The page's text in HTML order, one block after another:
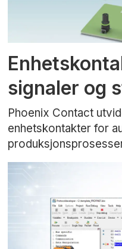
signaler og
Phoenix Contact
enhetskontakter for